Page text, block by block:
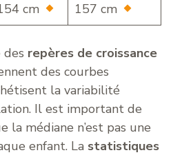
cm 157 cm
repères de croissance
des courbes
la variabilité
Il est important de
la médiane n’est pas une
enfant. La statistiques